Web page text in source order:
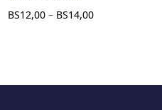
BS12,00 – BS14,00